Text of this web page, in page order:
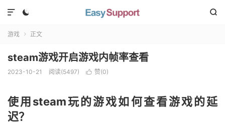
 

游戏  正文
steam游戏开启游戏内帧率查看
2023-10-21 阅读(5497)  赞(0)
使用steam玩的游戏如何查看游戏的延
迟？